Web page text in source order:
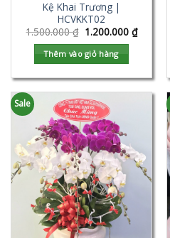
Kệ Khai Trương |
HCVKKT02
1.500.000₫ 1.200.000 ₫
Thêm vào giỏ hàng
Sale